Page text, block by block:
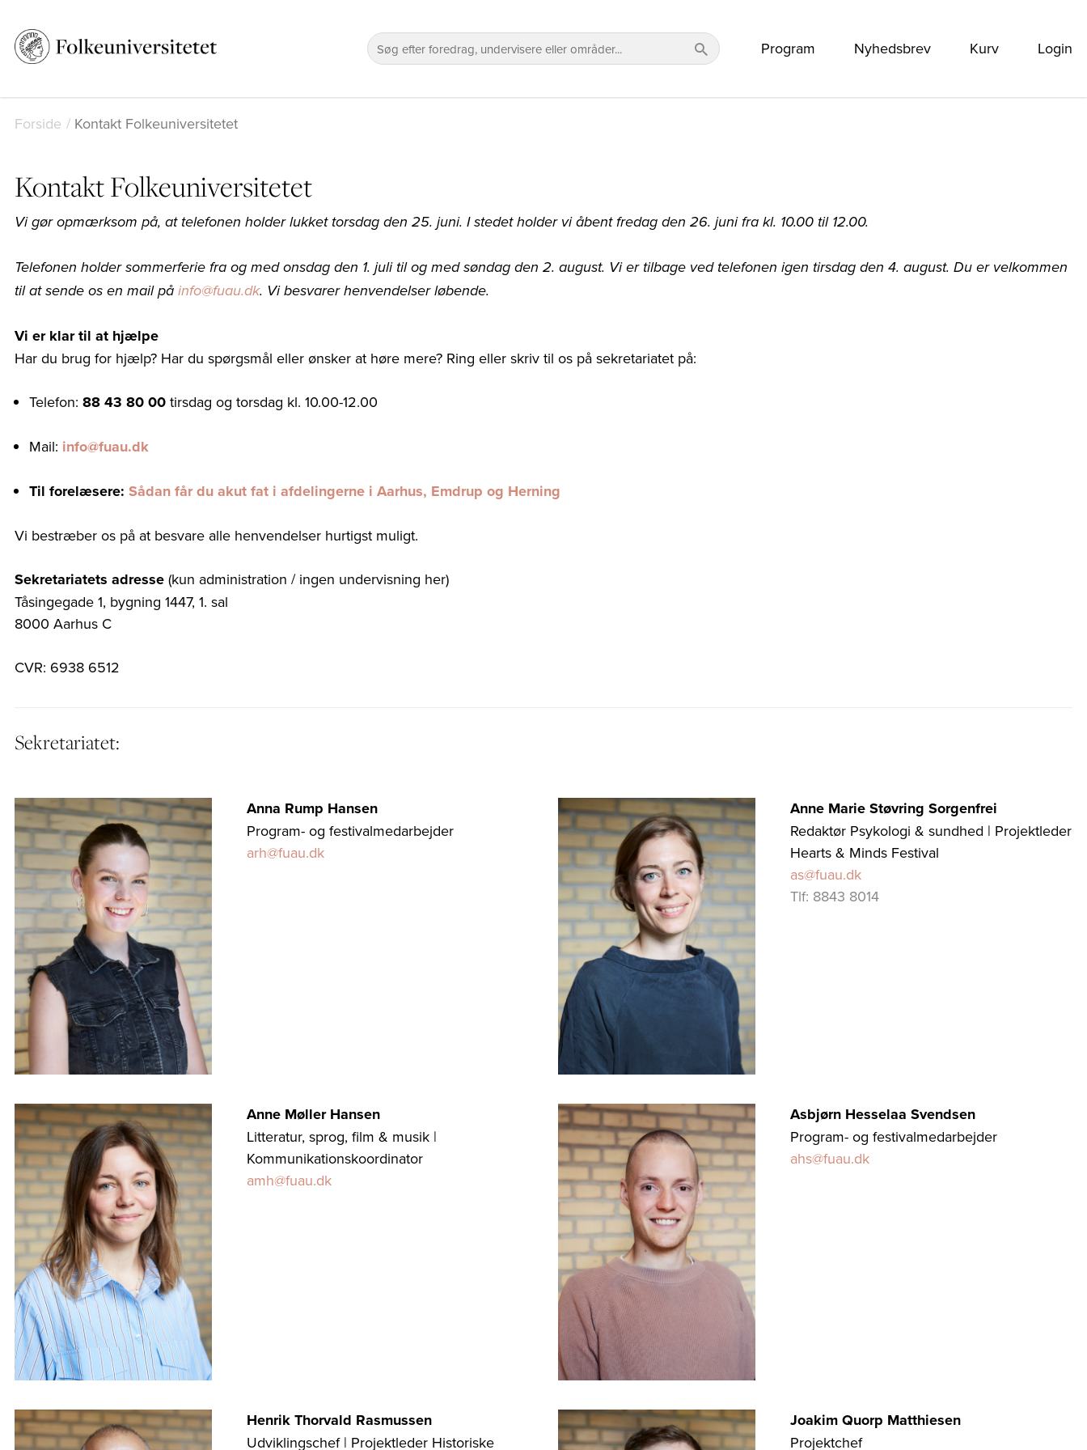
Program Nyhedsbrev Kurv Login
Forside Kontakt Folkeuniversitetet
Kontakt Folkeuniversitetet
Vi gør opmærksom på, at telefonen holder lukket torsdag den 25. juni. I stedet holder vi åbent fredag den 26. juni fra kl. 10.00 til 12.00.
Telefonen holder sommerferie fra og med onsdag den 1. juli til og med søndag den 2. august. Vi er tilbage ved telefonen igen tirsdag den 4. august. Du er velkommen
til at sende os en mail på info@fuau.dk. Vi besvarer henvendelser løbende.
Vi er klar til at hjælpe
Har du brug for hjælp? Har du spørgsmål eller ønsker at høre mere? Ring eller skriv til os på sekretariatet på:
Telefon: 88 43 80 00 tirsdag og torsdag kl. 10.00-12.00
Mail: info@fuau.dk
Til forelæsere: Sådan får du akut fat i afdelingerne i Aarhus, Emdrup og Herning
Vi bestræber os på at besvare alle henvendelser hurtigst muligt.
Sekretariatets adresse (kun administration / ingen undervisning her)
Tåsingegade 1, bygning 1447, 1. sal
8000 Aarhus C
CVR: 6938 6512
Sekretariatet:
Anna Rump Hansen
Program- og festivalmedarbejder
arh@fuau.dk
Anne Marie Støvring Sorgenfrei
Redaktør Psykologi & sundhed | Projektleder
Hearts & Minds Festival
as@fuau.dk
Tlf: 8843 8014
Anne Møller Hansen
Litteratur, sprog, film & musik |
Kommunikationskoordinator
amh@fuau.dk
Asbjørn Hesselaa Svendsen
Program- og festivalmedarbejder
ahs@fuau.dk
Henrik Thorvald Rasmussen
Udviklingschef | Projektleder Historiske
Joakim Quorp Matthiesen
Projektchef